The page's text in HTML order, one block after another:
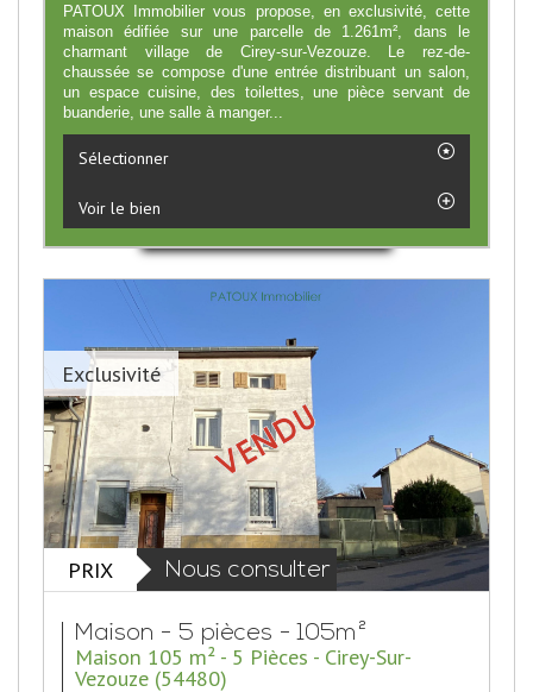
PATOUX Immobilier vous propose, en exclusivité, cette
maison édifiée sur une parcelle de 1.261m², dans le
charmant village de Cirey-sur-Vezouze. Le rez-de-
chaussée se compose d'une entrée distribuant un salon,
un espace cuisine, des toilettes, une pièce servant de
buanderie, une salle à manger...
Sélectionner
Voir le bien
Exclusivité
PRIX Nous consulter
Maison - 5 pièces - 105m²
Maison 105 m² - 5 Pièces - Cirey-Sur-
Vezouze (54480)